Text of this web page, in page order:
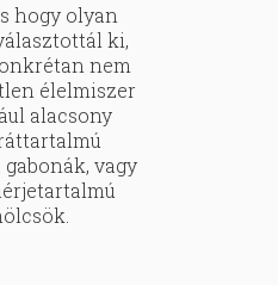
hogy olyan
ki,
nem
élelmiszer
alacsony
vagy